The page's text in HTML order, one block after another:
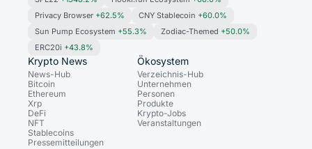
Privacy Browser +62.5% CNY Stablecoin +60.0%
Sun Pump Ecosystem +55.3% Zodiac-Themed +50.0%
ERC20i +43.8%
Krypto News
News-Hub
Bitcoin
Ethereum
Xrp
DeFi
NFT
Stablecoins
Pressemitteilungen
Ökosystem
Verzeichnis-Hub
Unternehmen
Personen
Produkte
Krypto-Jobs
Veranstaltungen